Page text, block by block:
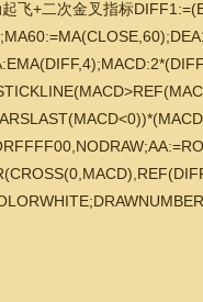
飞+二次金叉指标